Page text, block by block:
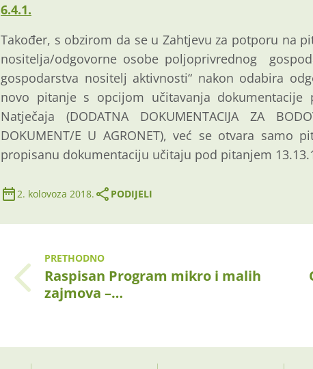
6.4.1.
Također, s obzirom da se u Zahtjevu za potporu na
nositelja/odgovorne osobe poljoprivrednog
gospodarstva nositelj aktivnosti“ nakon odabira
novo pitanje s opcijom učitavanja
Natječaja (DODATNA DOKUMENTACIJA ZA
DOKUMENT/E U AGRONET), već se otvara
propisanu dokumentaciju učitaju pod pitanjem
2. kolovoza 2018. PODIJELI
PRETHODNO
Raspisan Program mikro i malih
zajmova –…